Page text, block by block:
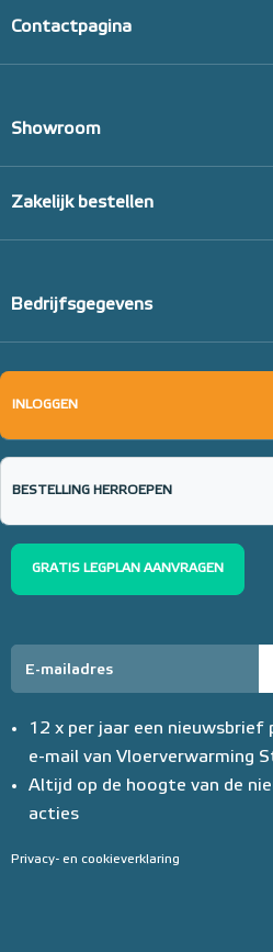
Contactpagina
Showroom
Zakelijk bestellen
Bedrijfsgegevens
INLOGGEN
BESTELLING HERROEPEN
GRATIS LEGPLAN AANVRAGEN
12 x per jaar een nieuwsbrief
e-mail van Vloerverwarming
Altijd op de hoogte van de
acties
Privacy- en cookieverklaring